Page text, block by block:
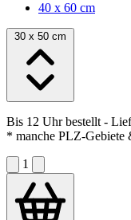
40 x 60 cm
30 x 50 cm
Bis 12 Uhr bestellt-
* manche PLZ-Gebiete
1